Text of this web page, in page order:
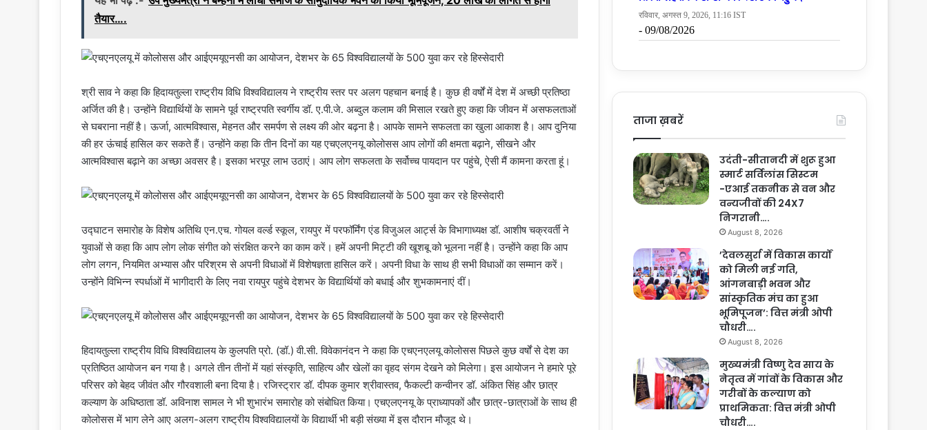
तैयार….
श्री साव ने कहा कि हिदायतुल्ला राष्ट्रीय विधि विश्वविद्यालय ने राष्ट्रीय स्तर पर अलग पहचान बनाई है। कुछ ही वर्षों में देश में अच्छी प्रतिष्ठा
अर्जित की है। उन्होंने विद्यार्थियों के सामने पूर्व राष्ट्रपति स्वर्गीय डॉ. ए.पी.जे. अब्दुल कलाम की मिसाल रखते हुए कहा कि जीवन में असफलताओं
से घबराना नहीं है। ऊर्जा, आत्मविश्वास, मेहनत और समर्पण से लक्ष्य की ओर बढ़ना है। आपके सामने सफलता का खुला आकाश है। आप दुनिया
की हर ऊंचाई हासिल कर सकते हैं। उन्होंने कहा कि तीन दिनों का यह एचएलएनयू कोलोसस आप लोगों की क्षमता बढ़ाने, सीखने और
आत्मविश्वास बढ़ाने का अच्छा अवसर है। इसका भरपूर लाभ उठाएं। आप लोग सफलता के सर्वोच्च पायदान पर पहुंचे, ऐसी मैं कामना करता हूं।
उद्घाटन समारोह के विशेष अतिथि एन.एच. गोयल वर्ल्ड स्कूल, रायपुर में परफॉर्मिंग एंड विजुअल आर्ट्स के विभागाध्यक्ष डॉ. आशीष चक्रवर्ती ने
युवाओं से कहा कि आप लोग लोक संगीत को संरक्षित करने का काम करें। हमें अपनी मिट्टी की खूशबू को भूलना नहीं है। उन्होंने कहा कि आप
लोग लगन, नियमित अभ्यास और परिश्रम से अपनी विधाओं में विशेषज्ञता हासिल करें। अपनी विधा के साथ ही सभी विधाओं का सम्मान करें।
उन्होंने विभिन्न स्पर्धाओं में भागीदारी के लिए नवा रायपुर पहुंचे देशभर के विद्यार्थियों को बधाई और शुभकामनाएं दीं।
हिदायतुल्ला राष्ट्रीय विधि विश्वविद्यालय के कुलपति प्रो. (डॉ.) वी.सी. विवेकानंदन ने कहा कि एचएनएलयू कोलोसस पिछले कुछ वर्षों से देश का
प्रतिष्ठित आयोजन बन गया है। अगले तीन तीनों में यहां संस्कृति, साहित्य और खेलों का वृहद संगम देखने को मिलेगा। इस आयोजन ने हमारे पूरे
परिसर को बेहद जीवंत और गौरवशाली बना दिया है। रजिस्ट्रार डॉ. दीपक कुमार श्रीवास्तव, फैकल्टी कन्वीनर डॉ. अंकित सिंह और छात्र
कल्याण के अधिष्ठाता डॉ. अविनाश सामल ने भी शुभारंभ समारोह को संबोधित किया। एचएलएनयू के प्राध्यापकों और छात्र-छात्राओं के साथ ही
कोलोसस में भाग लेने आए अलग-अलग राष्ट्रीय विश्वविद्यालयों के विद्यार्थी भी बड़ी संख्या में इस दौरान मौजूद थे।
ताजा ख़बरें
उदंती-सीतानदी में शुरू हुआ
स्मार्ट सर्विलांस सिस्टम
-एआई तकनीक से वन और
वन्यजीवों की 24X7
निगरानी….
August 8, 2026
’देवलसुर्रा में विकास कार्यों
को मिली नई गति,
आंगनबाड़ी भवन और
सांस्कृतिक मंच का हुआ
भूमिपूजन’: वित्त मंत्री ओपी
चौधरी….
August 8, 2026
मुख्यमंत्री विष्णु देव साय के
नेतृत्व में गांवों के विकास और
गरीबों के कल्याण को
प्राथमिकता: वित्त मंत्री ओपी
चौधरी….